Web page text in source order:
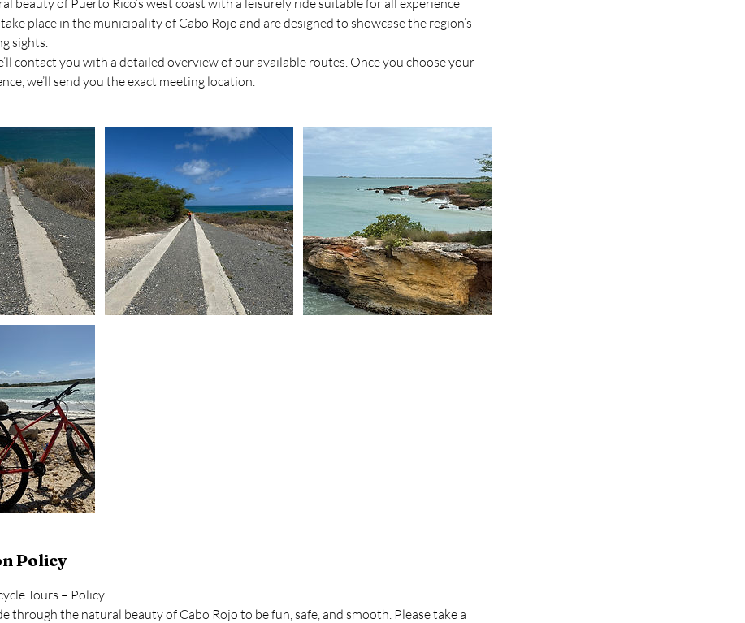
place in the municipality of Cabo Rojo and are designed to showcase the region’s
sights.
contact you with a detailed overview of our available routes. Once you choose your
we’ll send you the exact meeting location.
Policy
Tours – Policy
through the natural beauty of Cabo Rojo to be fun, safe, and smooth. Please take a